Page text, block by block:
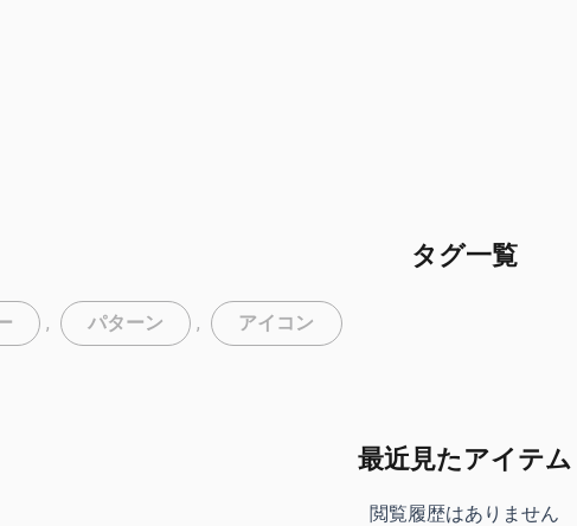
タグ一覧
, パターン , アイコン
最近見たアイテム
閲覧履歴はありません